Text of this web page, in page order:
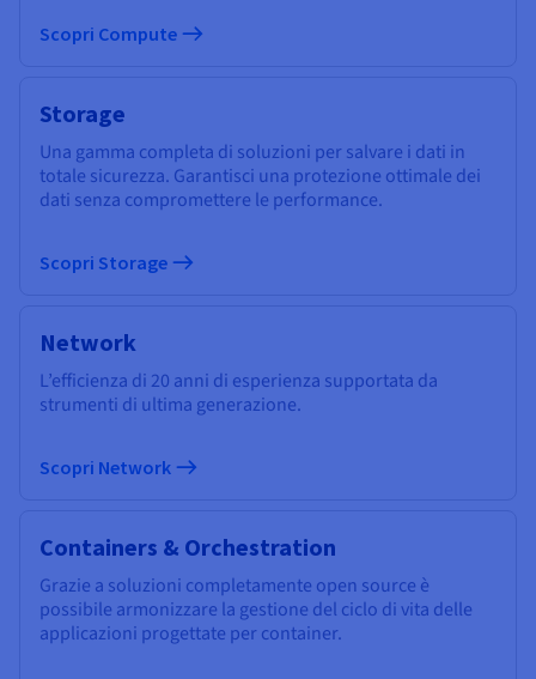
Scopri Compute
Storage
Una gamma completa di soluzioni per salvare i dati in
totale sicurezza. Garantisci una protezione ottimale dei
dati senza compromettere le performance.
Scopri Storage
Network
L’efficienza di 20 anni di esperienza supportata da
strumenti di ultima generazione.
Scopri Network
Containers & Orchestration
Grazie a soluzioni completamente open source è
possibile armonizzare la gestione del ciclo di vita delle
applicazioni progettate per container.